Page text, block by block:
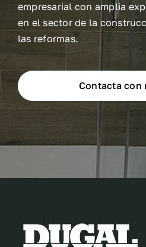
empresarial con amplia
en el sector de la
las reformas.
Contacta con